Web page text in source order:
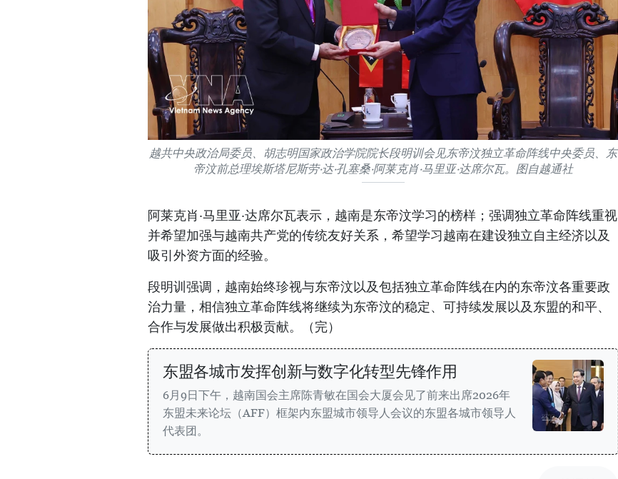
越共中央政治局委员、胡志明国家政治学院院长段明训会见东帝汶独立革命阵线中央委员、东
帝汶前总理埃斯塔尼斯劳·达·孔塞桑·阿莱克肖·马里亚·达席尔瓦。图自越通社
阿莱克肖·马里亚·达席尔瓦表示，越南是东帝汶学习的榜样；强调独立革命阵线重视
并希望加强与越南共产党的传统友好关系，希望学习越南在建设独立自主经济以及
吸引外资方面的经验。
段明训强调，越南始终珍视与东帝汶以及包括独立革命阵线在内的东帝汶各重要政
治力量，相信独立革命阵线将继续为东帝汶的稳定、可持续发展以及东盟的和平、
合作与发展做出积极贡献。（完）
东盟各城市发挥创新与数字化转型先锋作用
6月9日下午，越南国会主席陈青敏在国会大厦会见了前来出席2026年
东盟未来论坛（AFF）框架内东盟城市领导人会议的东盟各城市领导人
代表团。